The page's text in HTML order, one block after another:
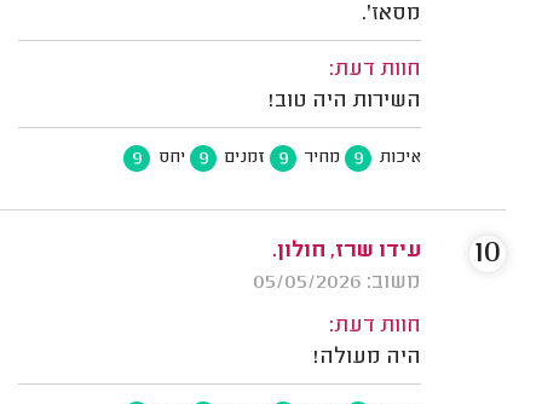
מסאז'.
חוות דעת:
השירות היה טוב!
איכות 9 מחיר 9 זמנים 9 יחס 9
עידו שרז, חולון.
משוב: 05/05/2026
חוות דעת:
היה מעולה!
10